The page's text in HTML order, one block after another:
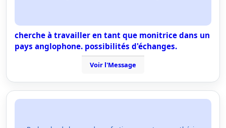
cherche à travailler en tant que monitrice dans un
pays anglophone. possibilités d'échanges.
Voir l'Message